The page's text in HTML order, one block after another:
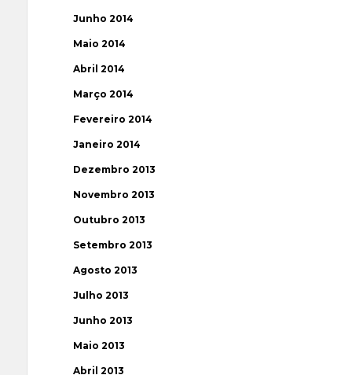
Junho 2014
Maio 2014
Abril 2014
Março 2014
Fevereiro 2014
Janeiro 2014
Dezembro 2013
Novembro 2013
Outubro 2013
Setembro 2013
Agosto 2013
Julho 2013
Junho 2013
Maio 2013
Abril 2013